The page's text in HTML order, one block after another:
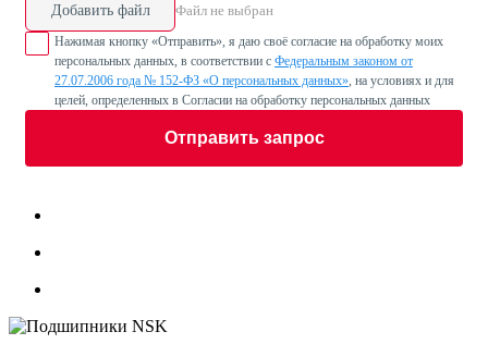
Добавить файл Файл не выбран
Нажимая кнопку «Отправить», я даю своё согласие на обработку моих
персональных данных, в соответствии с Федеральным законом от
27.07.2006 года № 152-ФЗ «О персональных данных», на условиях и для
целей, определенных в Согласии на обработку персональных данных
Отправить запрос